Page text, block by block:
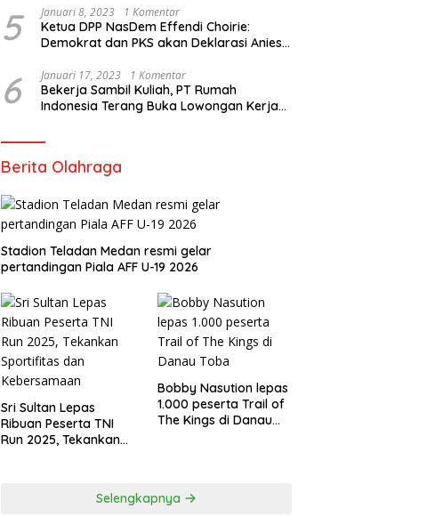
5 Januari 8, 2023 1 Komentar
Ketua DPP NasDem Effendi Choirie:
Demokrat dan PKS akan Deklarasi Anies
6 Januari 17, 2023 1 Komentar
Bekerja Sambil Kuliah, PT Rumah
Indonesia Terang Buka Lowongan Kerja
Berita Olahraga
Stadion Teladan Medan resmi gelar
pertandingan Piala AFF U-19 2026
Sri Sultan Lepas
Ribuan Peserta TNI
Run 2025, Tekankan
Bobby Nasution lepas
1.000 peserta Trail of
The Kings di Danau
Selengkapnya